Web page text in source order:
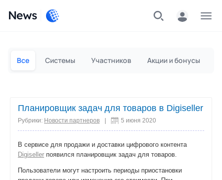
News
Все Системы Участников Акции и бонусы
Планировщик задач для товаров в Digiseller
Рубрики: Новости партнеров 5 июня 2020
В сервисе для продажи и доставки цифрового контента
Digiseller появился планировщик задач для товаров.
Пользователи могут настроить периоды приостановки